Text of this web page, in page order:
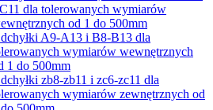
dla tolerowanych wymiarów
od 1 do 500mm
A9-A13 i B8-B13 dla
wymiarów wewnętrznych
1 do 500mm
zb8-zb11 i zc6-zc11 dla
wymiarów zewnętrznych od